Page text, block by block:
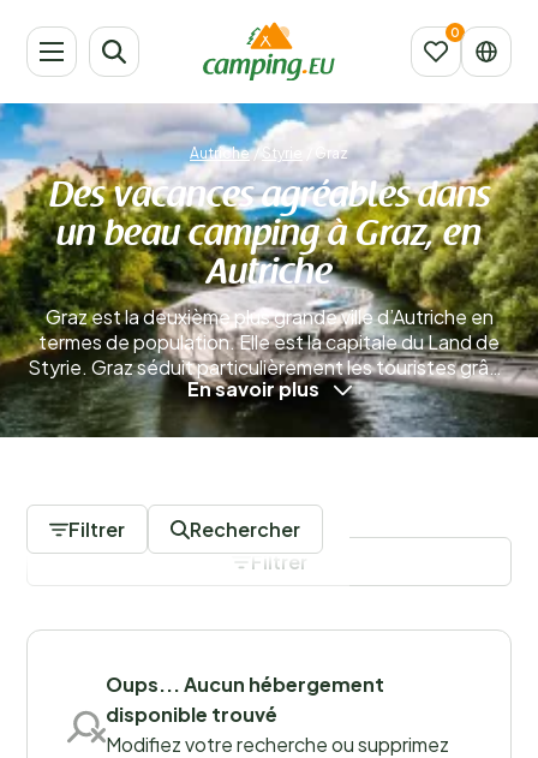
Autriche/ Styrie Graz
Des vacances agréables dans
un beau camping à Graz, en
Autriche
Graz est la deuxième plus grande ville d’Autriche en
termes de population. Elle est la capitale du Land de
Styrie. Graz séduit particulièrement les touristes grâce
à son centre historique, le plus vaste d’Europe
centrale. Lors de votre séjour en camping à Graz, ne
manquez pas de le découvrir. Ville universitaire
habitants célèbres de la ville figure Arnold
Schwarzenegger, qui y a passé sa jeunesse.En savoir
plus
En savoir plus
Filtrer Rechercher
Sauvegarder les filtres
Filtrer
Oups... Aucun hébergement
disponible trouvé
Modifiez votre recherche ou supprimez